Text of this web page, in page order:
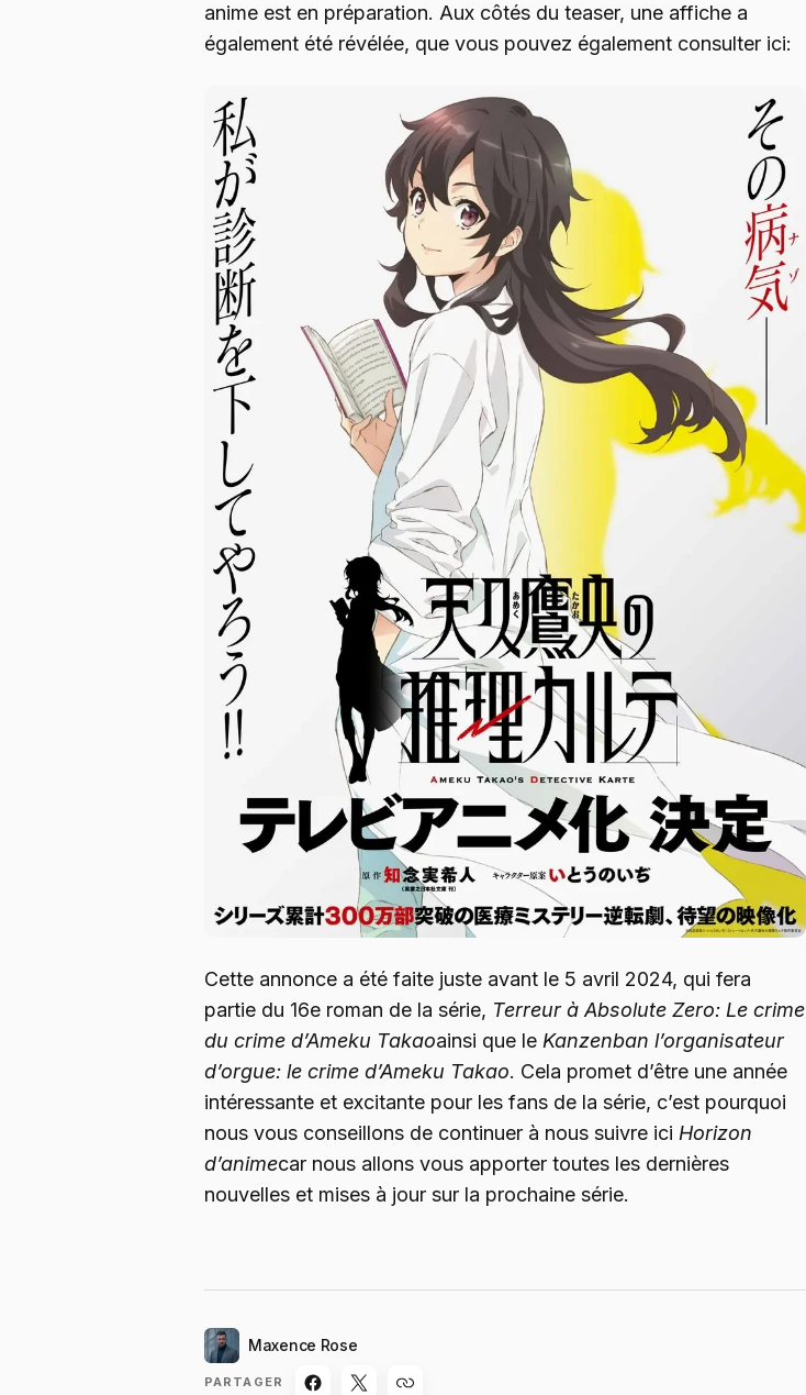
anime est en préparation. Aux côtés du teaser, une affiche a
également été révélée, que vous pouvez également consulter ici:
Cette annonce a été faite juste avant le 5 avril 2024, qui fera
partie du 16e roman de la série, Terreur à Absolute Zero: Le crime
du crime d’Ameku Takaoainsi que le Kanzenban l’organisateur
d’orgue: le crime d’Ameku Takao. Cela promet d’être une année
intéressante et excitante pour les fans de la série, c’est pourquoi
nous vous conseillons de continuer à nous suivre ici Horizon
d’animecar nous allons vous apporter toutes les dernières
nouvelles et mises à jour sur la prochaine série.
Maxence Rose
PARTAGER